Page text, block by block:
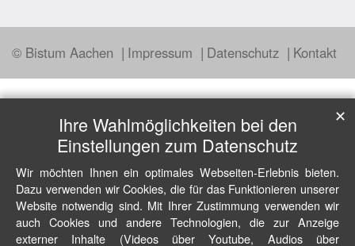
© Bistum Aachen Impressum Datenschutz Kontakt
Ihre Wahlmöglichkeiten bei den
Einstellungen zum Datenschutz
Wir möchten Ihnen ein optimales Webseiten-Erlebnis bieten.
Dazu verwenden wir Cookies, die für das Funktionieren unserer
Website notwendig sind. Mit Ihrer Zustimmung verwenden wir
auch Cookies und andere Technologien, die zur Anzeige
externer Inhalte (Videos über Youtube, Audios über
✕